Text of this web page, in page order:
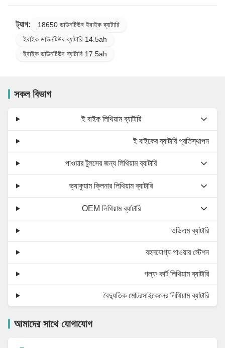
ট্যাগ:
18650 ডাউনটিউব ইবাইক ব্যাটারি
ইবাইক ডাউনটিউব ব্যাটারি 14.5ah
ইবাইক ডাউনটিউব ব্যাটারি 17.5ah
সকল বিভাগ
ই বাইক লিথিয়াম ব্যাটারি
ই বাইকের ব্যাটারি প্রতিস্থাপন
পাওয়ার টুলসের জন্য লিথিয়াম ব্যাটারি
ভ্যাকুয়াম ক্লিনার লিথিয়াম ব্যাটারি
OEM লিথিয়াম ব্যাটারি
ওডিএম ব্যাটারি
বহনযোগ্য পাওয়ার স্টেশন
গল্ফ কার্ট লিথিয়াম ব্যাটারি
বৈদ্যুতিক মোটরসাইকেলের লিথিয়াম ব্যাটারি
আমাদের সাথে যোগাযোগ